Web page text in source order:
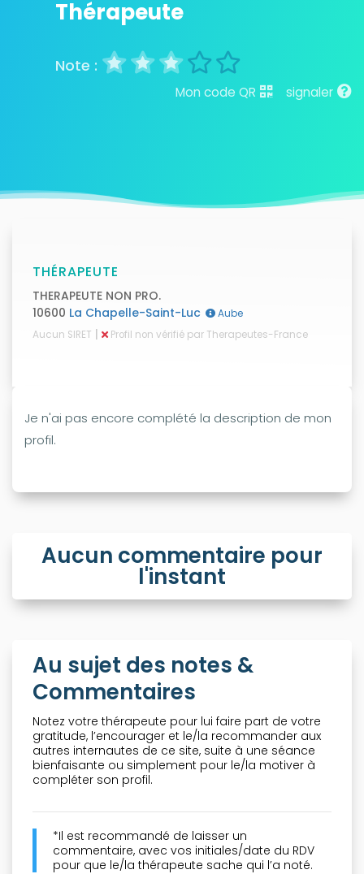
Thérapeute
signaler
Mon code QR
THÉRAPEUTE
THERAPEUTE NON PRO.
10600 La Chapelle-Saint-Luc
Aube
Aucun SIRET | Profil non vérifié par Therapeutes-France
Je n'ai pas encore complété la description de mon
profil.
Aucun commentaire pour
l'instant
Au sujet des notes &
Commentaires
Notez votre thérapeute pour lui faire part de votre
gratitude, l’encourager et le/la recommander aux
autres internautes de ce site, suite à une séance
bienfaisante ou simplement pour le/la motiver à
compléter son profil.
*Il est recommandé de laisser un
commentaire, avec vos initiales/date du RDV
pour que le/la thérapeute sache qui l’a noté.